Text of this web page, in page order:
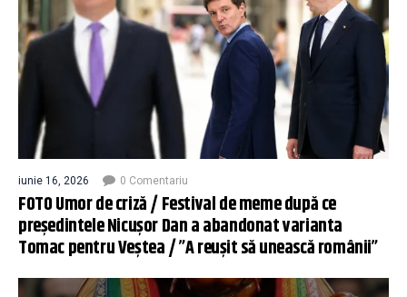
iunie 16, 2026 0 Comentariu
FOTO Umor de criză / Festival de meme după ce
președintele Nicușor Dan a abandonat varianta
Tomac pentru Veștea / ”A reușit să unească românii”